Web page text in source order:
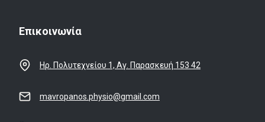
Επικοινωνία
Ηρ. Πολυτεχνείου 1, Αγ. Παρασκευή 153 42
mavropanos.physio@gmail.com